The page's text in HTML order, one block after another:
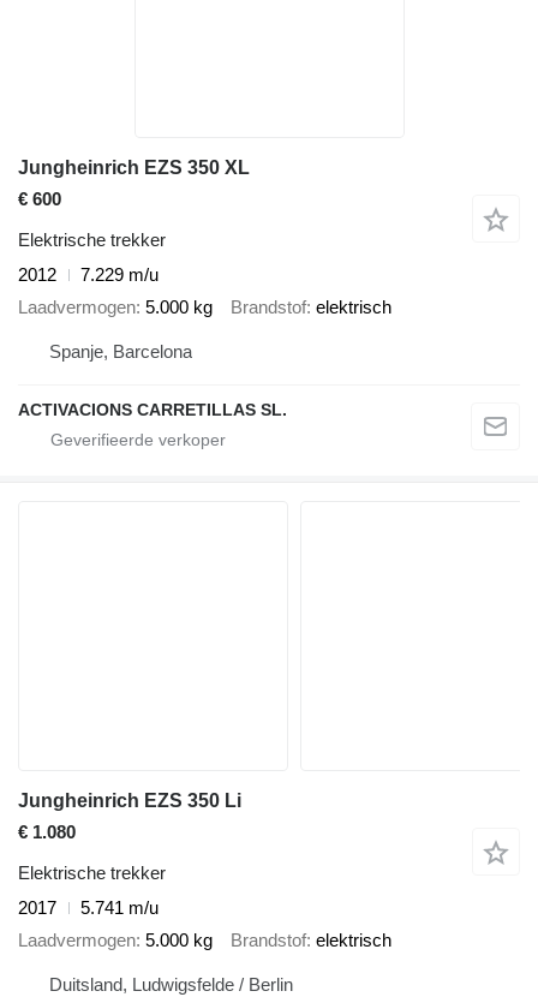
Jungheinrich EZS 350 XL
€ 600
Elektrische trekker
2012
7.229 m/u
Laadvermogen 5.000 kg Brandstof elektrisch
Spanje, Barcelona
ACTIVACIONS CARRETILLAS SL.
Jungheinrich EZS 350 Li
€ 1.080
Elektrische trekker
2017
5.741 m/u
Laadvermogen 5.000 kg Brandstof elektrisch
Duitsland, Ludwigsfelde / Berlin